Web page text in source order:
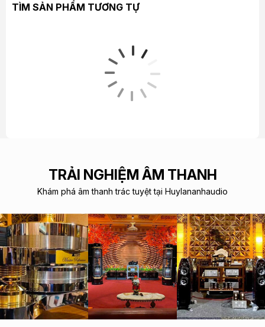
TÌM SẢN PHẨM TƯƠNG TỰ
TRẢI NGHIỆM ÂM THANH
Khám phá âm thanh trác tuyệt tại Huylananhaudio